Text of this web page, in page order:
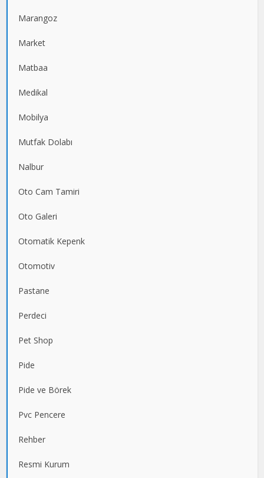
Marangoz
Market
Matbaa
Medikal
Mobilya
Mutfak Dolabı
Nalbur
Oto Cam Tamiri
Oto Galeri
Otomatik Kepenk
Otomotiv
Pastane
Perdeci
Pet Shop
Pide
Pide ve Börek
Pvc Pencere
Rehber
Resmi Kurum